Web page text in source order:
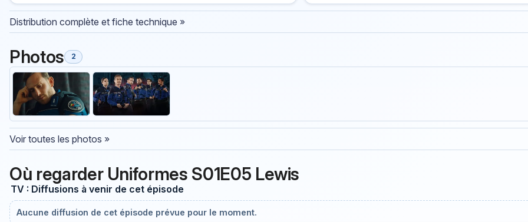
Distribution complète et fiche technique »
Photos 2
Voir toutes les photos »
Où regarder Uniformes S01E05 Lewis
TV : Diffusions à venir de cet épisode
Aucune diffusion de cet épisode prévue pour le moment.